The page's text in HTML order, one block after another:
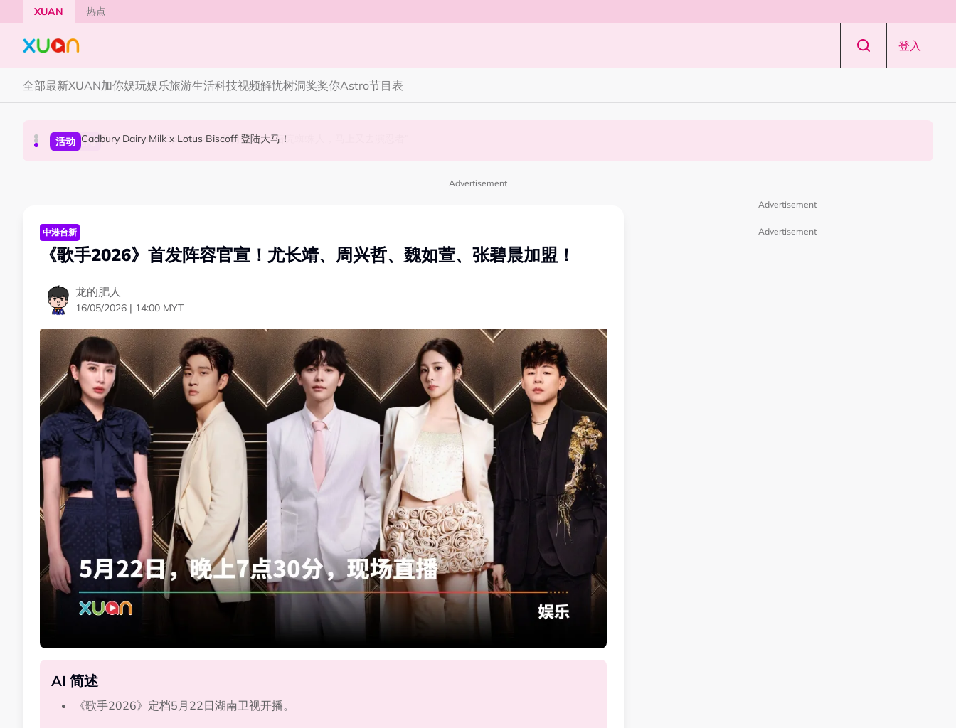
Skip to main content
XUAN 热点
登入
全部最新XUAN加你娱玩娱乐旅游生活科技视频解忧树洞奖奖你Astro节目表
国际星闻 Tom Holland “Spiderman” 替身曝光！“替完蜘蛛人，马上又去演忍者”
活动 Cadbury Dairy Milk x Lotus Biscoff 登陆大马！
本地星闻 Henn国贤 “Aunty Henn 脱口秀专场 《笑笑笑笑丧》”！10月31日登场
Advertisement
中港台新
《歌手2026》首发阵容官宣！尤长靖、周兴哲、魏如萱、张碧晨加盟！
龙的肥人
16/05/2026 | 14:00 MYT
AI 简述
《歌手2026》定档5月22日湖南卫视开播。
Advertisement
Advertisement